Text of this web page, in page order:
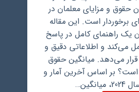
حقوق و مزایای معلمان در
برخوردار است. این مقاله
یک راهنمای کامل در پاسخ
می‌کند و اطلاعاتی دقیق و
قرار می‌دهد. میانگین حقوق
بر اساس آخرین آمار و